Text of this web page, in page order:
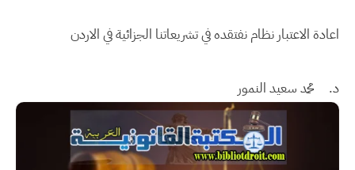
اعادة الاعتبار نظام نفتقده في تشريعاتنا الجزائية في الاردن
د‌. محمد سعيد النمور